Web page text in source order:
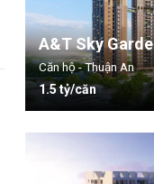
A&T Sky
Căn hộ - Thuận An
1.5 tỷ/căn